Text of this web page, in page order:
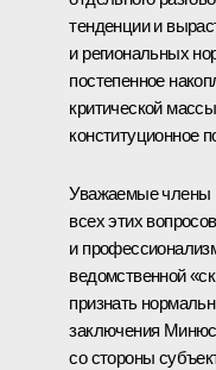
тенденции и
и региональных
постепенное
критической
конституционное
Уважаемые члены
всех этих
и
ведомственной
признать
заключения
со стороны